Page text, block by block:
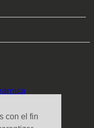
con el fin